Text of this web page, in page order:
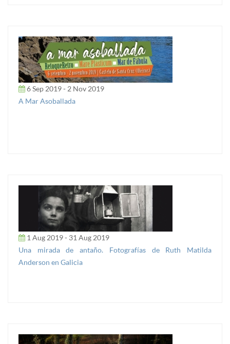
6 Sep 2019 - 2 Nov 2019
A Mar Asoballada
1 Aug 2019 - 31 Aug 2019
Una mirada de antaño. Fotografías de Ruth Matilda
Anderson en Galicia